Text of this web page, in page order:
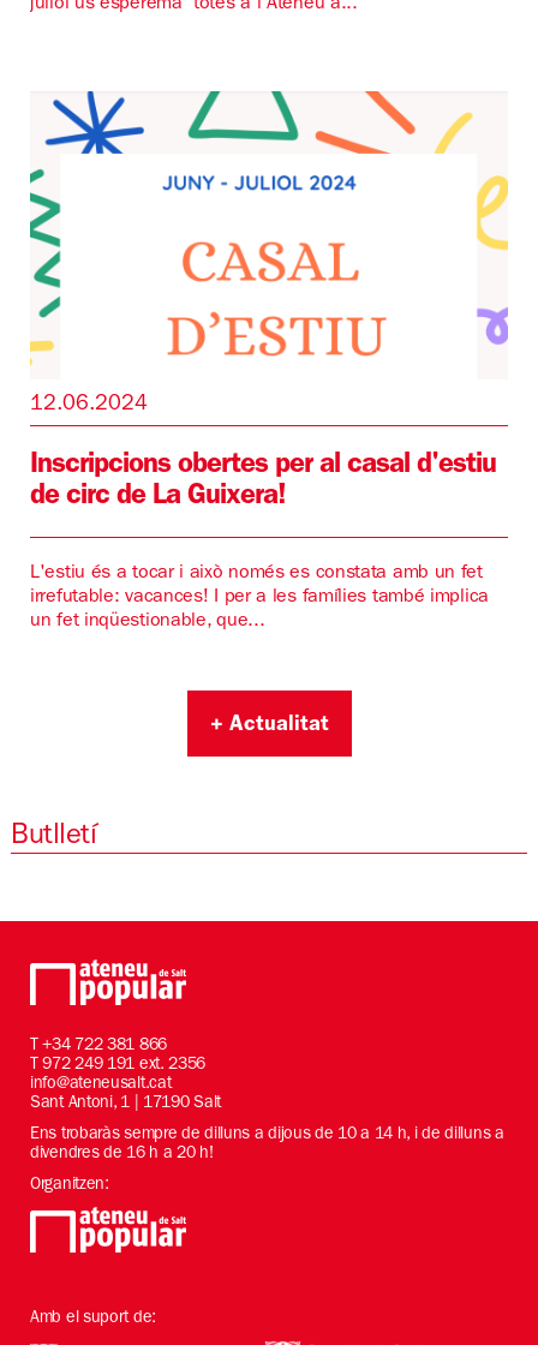
juliol us esperema totes a l'Ateneu a...
12.06.2024
Inscripcions obertes per al casal d'estiu
de circ de La Guixera!
L'estiu és a tocar i això només es constata amb un fet
irrefutable: vacances! I per a les famílies també implica
un fet inqüestionable, que...
+ Actualitat
Butlletí
T+34 722 381 866
T 972 249 191 ext. 2356
info@ateneusalt.cat
Sant Antoni, 1 | 17190 Salt
Ens trobaràs sempre de dilluns a dijous de 10 a 14 h, i de dilluns a
divendres de 16 h a 20 h!
Organitzen:
Amb el suport de: